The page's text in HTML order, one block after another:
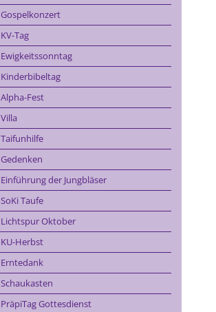
Gospelkonzert
KV-Tag
Ewigkeitssonntag
Kinderbibeltag
Alpha-Fest
Villa
Taifunhilfe
Gedenken
Einführung der Jungbläser
SoKi Taufe
Lichtspur Oktober
KU-Herbst
Erntedank
Schaukasten
PräpiTag Gottesdienst